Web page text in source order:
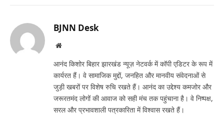
BJNN Desk
Website
आनंद किशोर बिहार झारखंड न्यूज़ नेटवर्क में कॉपी एडिटर के रूप में
कार्यरत हैं। वे सामाजिक मुद्दों, जनहित और मानवीय संवेदनाओं से
जुड़ी खबरों पर विशेष रुचि रखते हैं। आनंद का उद्देश्य कमजोर और
जरूरतमंद लोगों की आवाज को सही मंच तक पहुंचाना है। वे निष्पक्ष,
सरल और प्रभावशाली पत्रकारिता में विश्वास रखते हैं।